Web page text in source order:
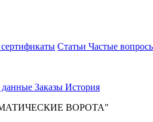
Статьи Частые
Заказы История
ВОРОТА"